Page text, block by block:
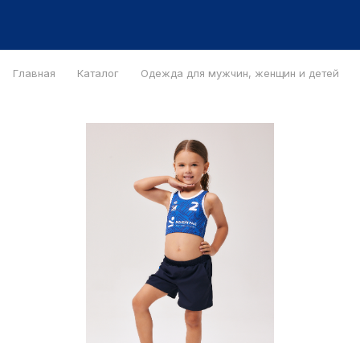
Главная Каталог Одежда для мужчин, женщин и детей